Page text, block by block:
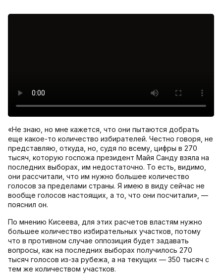
«Не знаю, но мне кажется, что они пытаются добрать
еще какое-то количество избирателей. Честно говоря, не
представляю, откуда, но, судя по всему, цифры в 270
тысяч, которую госпожа президент Майя Санду взяла на
последних выборах, им недостаточно. То есть, видимо,
они рассчитали, что им нужно большее количество
голосов за пределами страны. Я имею в виду сейчас не
вообще голосов настоящих, а то, что они посчитали», —
пояснил он.
По мнению Кисеева, для этих расчетов властям нужно
большее количество избирательных участков, потому
что в противном случае оппозиция будет задавать
вопросы, как на последних выборах получилось 270
тысяч голосов из-за рубежа, а на текущих — 350 тысяч с
тем же количеством участков.